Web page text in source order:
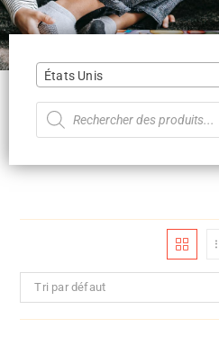
États Unis
Tri par défaut